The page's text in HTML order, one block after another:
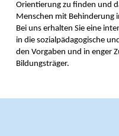
Orientierung zu finden und
Menschen mit Behinderung
Bei uns erhalten Sie eine
in die sozialpädagogische
den Vorgaben und in enger
Bildungsträger.